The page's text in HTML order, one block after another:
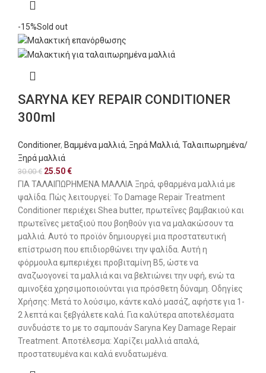
-15%Sold out
SARYNA KEY REPAIR CONDITIONER
300ml
Conditioner, Βαμμένα μαλλιά, Ξηρά Μαλλιά, Ταλαιπωρημένα/
Ξηρά μαλλιά
30.00€ 25.50€
ΓΙΑ ΤΑΛΑΙΠΩΡΗΜΕΝΑ ΜΑΛΛΙΑ Ξηρά, φθαρμένα μαλλιά με
ψαλίδα. Πώς λειτουργεί: Το Damage Repair Treatment
Conditioner περιέχει Shea butter, πρωτεΐνες βαμβακιού και
πρωτεΐνες μεταξιού που βοηθούν για να μαλακώσουν τα
μαλλιά. Αυτό το προϊόν δημιουργεί μια προστατευτική
επίστρωση που επιδιορθώνει την ψαλίδα. Αυτή η
φόρμουλα εμπεριέχει προβιταμίνη Β5, ώστε να
αναζωογονεί τα μαλλιά και να βελτιώνει την υφή, ενώ τα
αμινοξέα χρησιμοποιούνται για πρόσθετη δύναμη. Οδηγίες
Χρήσης: Μετά το λούσιμο, κάντε καλό μασάζ, αφήστε για 1-
2 λεπτά και ξεβγάλετε καλά. Για καλύτερα αποτελέσματα
συνδυάστε το με το σαμπουάν Saryna Key Damage Repair
Treatment. Αποτέλεσμα: Χαρίζει μαλλιά απαλά,
προστατευμένα και καλά ενυδατωμένα.